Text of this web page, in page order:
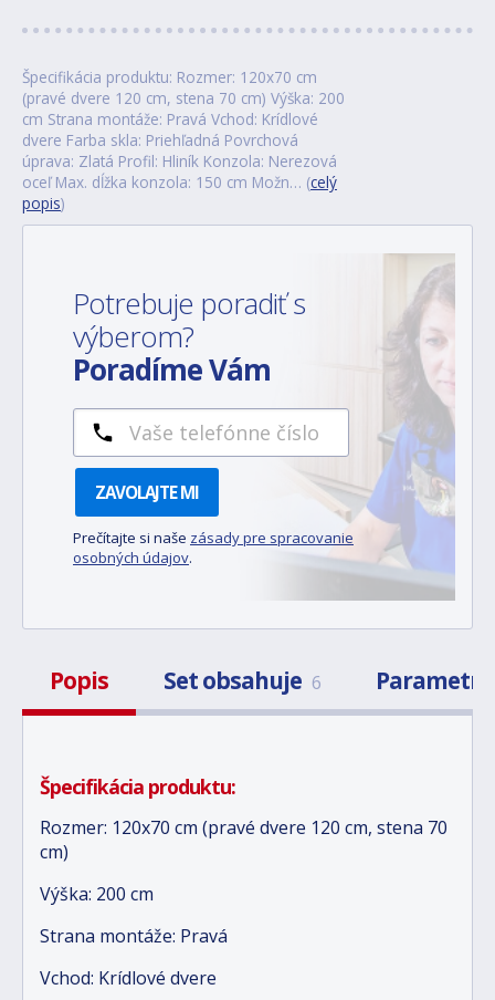
Špecifikácia produktu: Rozmer: 120x70 cm
(pravé dvere 120 cm, stena 70 cm) Výška: 200
cm Strana montáže: Pravá Vchod: Krídlové
dvere Farba skla: Priehľadná Povrchová
úprava: Zlatá Profil: Hliník Konzola: Nerezová
oceľ Max. dĺžka konzola: 150 cm Možn… (celý
popis)
Potrebuje poradiť s
výberom?
Poradíme Vám
ZAVOLAJTE MI
Prečítajte si naše zásady pre spracovanie
osobných údajov.
Popis Set obsahuje 6 Parametre
Špecifikácia produktu:
Rozmer: 120x70 cm (pravé dvere 120 cm, stena 70
cm)
Výška: 200 cm
Strana montáže: Pravá
Vchod: Krídlové dvere